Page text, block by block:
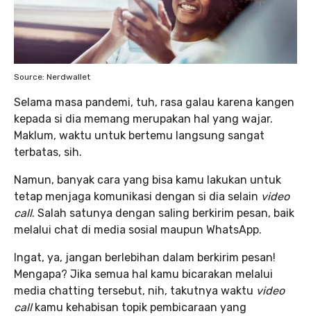
Source: Nerdwallet
Selama masa pandemi, tuh, rasa galau karena kangen
kepada si dia memang merupakan hal yang wajar.
Maklum, waktu untuk bertemu langsung sangat
terbatas, sih.
Namun, banyak cara yang bisa kamu lakukan untuk
tetap menjaga komunikasi dengan si dia selain video
call. Salah satunya dengan saling berkirim pesan, baik
melalui chat di media sosial maupun WhatsApp.
Ingat, ya, jangan berlebihan dalam berkirim pesan!
Mengapa? Jika semua hal kamu bicarakan melalui
media chatting tersebut, nih, takutnya waktu video
callkamu kehabisan topik pembicaraan yang